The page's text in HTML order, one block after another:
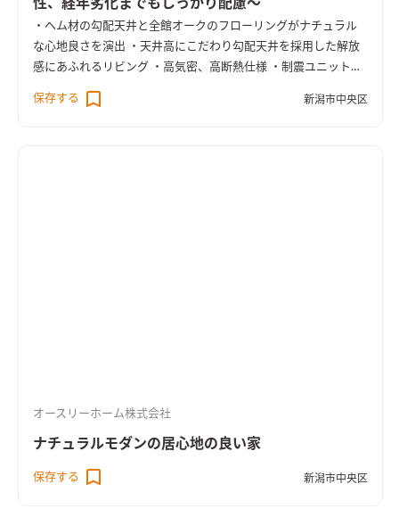
性、経年劣化までもしっかり配慮～
・ヘム材の勾配天井と全館オークのフローリングがナチュラル
な心地良さを演出 ・天井高にこだわり勾配天井を採用した解放
感にあふれるリビング ・高気密、高断熱仕様 ・制震ユニット
フスタイルの変化にも対応できるゆとりのプランニング ・2階に
保存する 新潟市中央区
オースリーホーム株式会社
ナチュラルモダンの居心地の良い家
保存する 新潟市中央区